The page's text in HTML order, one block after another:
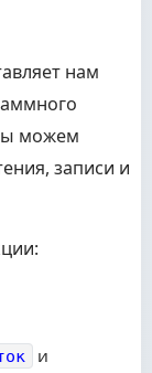
нам
можем
записи и
и